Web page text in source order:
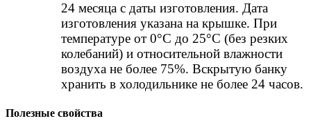
24 месяца с даты изготовления. Дата
изготовления указана на крышке. При
температуре от 0°С до 25°С (без резких
колебаний) и относительной влажности
воздуха не более 75%. Вскрытую банку
хранить в холодильнике не более 24 часов.
Полезные свойства